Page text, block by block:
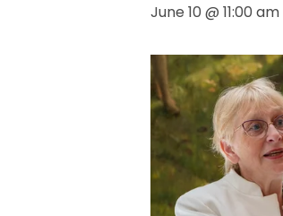
June 10 @ 11:00 am